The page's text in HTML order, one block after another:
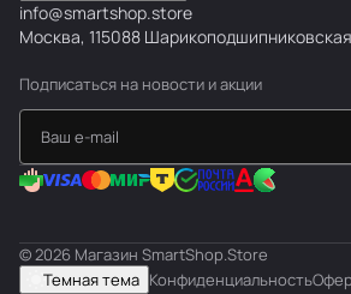
info@smartshop.store
Москва, 115088
Подписаться на новости и акции
© 2026 Магазин SmartShop.Store
Темная тема Конфиденциальность